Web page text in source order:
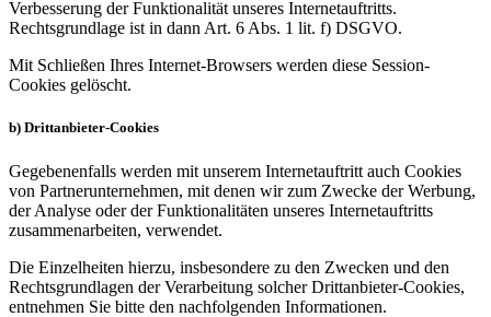
Verbesserung der Funktionalität unseres Internetauftritts.
Rechtsgrundlage ist in dann Art. 6 Abs. 1 lit. f) DSGVO.
Mit Schließen Ihres Internet-Browsers werden diese Session-
Cookies gelöscht.
b) Drittanbieter-Cookies
Gegebenenfalls werden mit unserem Internetauftritt auch Cookies
von Partnerunternehmen, mit denen wir zum Zwecke der Werbung,
der Analyse oder der Funktionalitäten unseres Internetauftritts
zusammenarbeiten, verwendet.
Die Einzelheiten hierzu, insbesondere zu den Zwecken und den
Rechtsgrundlagen der Verarbeitung solcher Drittanbieter-Cookies,
entnehmen Sie bitte den nachfolgenden Informationen.